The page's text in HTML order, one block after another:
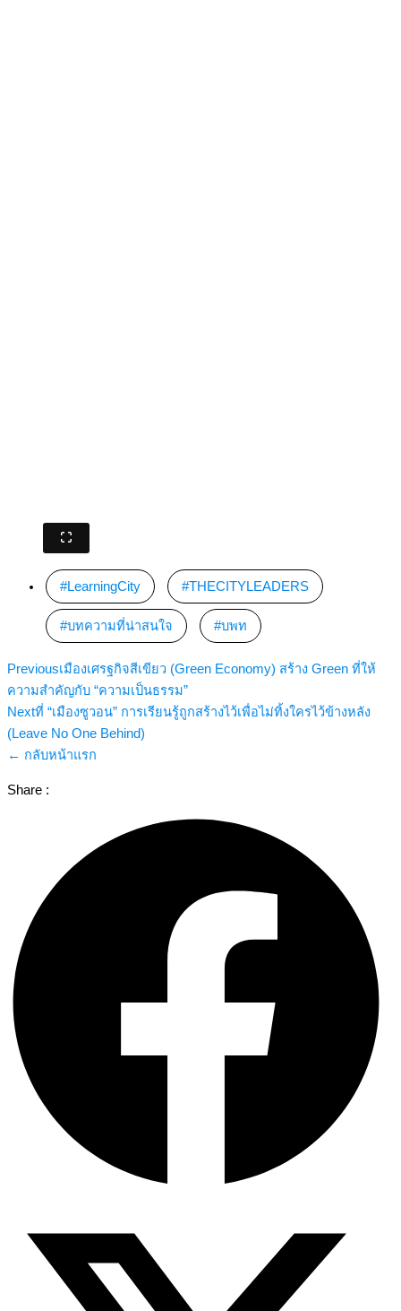
LearningCity THECITYLEADERS
บทความที่น่าสนใจ บพท
Previousเมืองเศรฐกิจสีเขียว (Green Economy) สร้าง Green ที่ให้
ความสำคัญกับ “ความเป็นธรรม”
Nextที่ “เมืองซูวอน” การเรียนรู้ถูกสร้างไว้เพื่อไม่ทิ้งใครไว้ข้างหลัง
(Leave No One Behind)
← กลับหน้าแรก
Share :